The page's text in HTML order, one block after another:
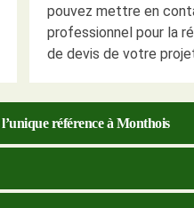
pouvez mettre en
professionnel pour la
de devis de votre
référence à Monthois